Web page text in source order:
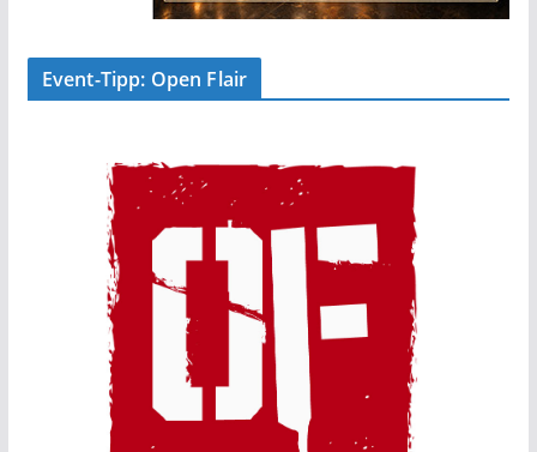
Event-Tipp: Open Flair